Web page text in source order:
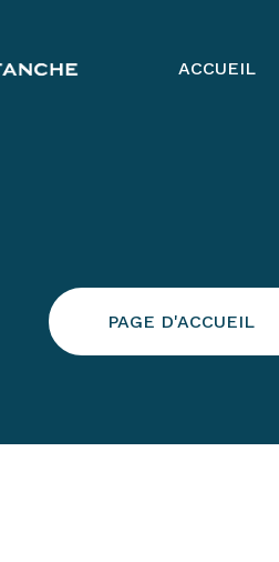
ACCUEIL
PAGE D'ACCUEIL